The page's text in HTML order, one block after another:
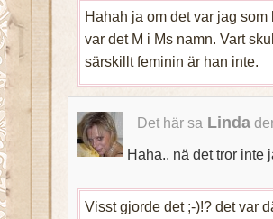
Hahah ja om det var jag
var det M i Ms namn. Vart
särskillt feminin är han inte.
Det här sa Linda
Haha.. nä det tror inte
Visst gjorde det ;-)!? det var